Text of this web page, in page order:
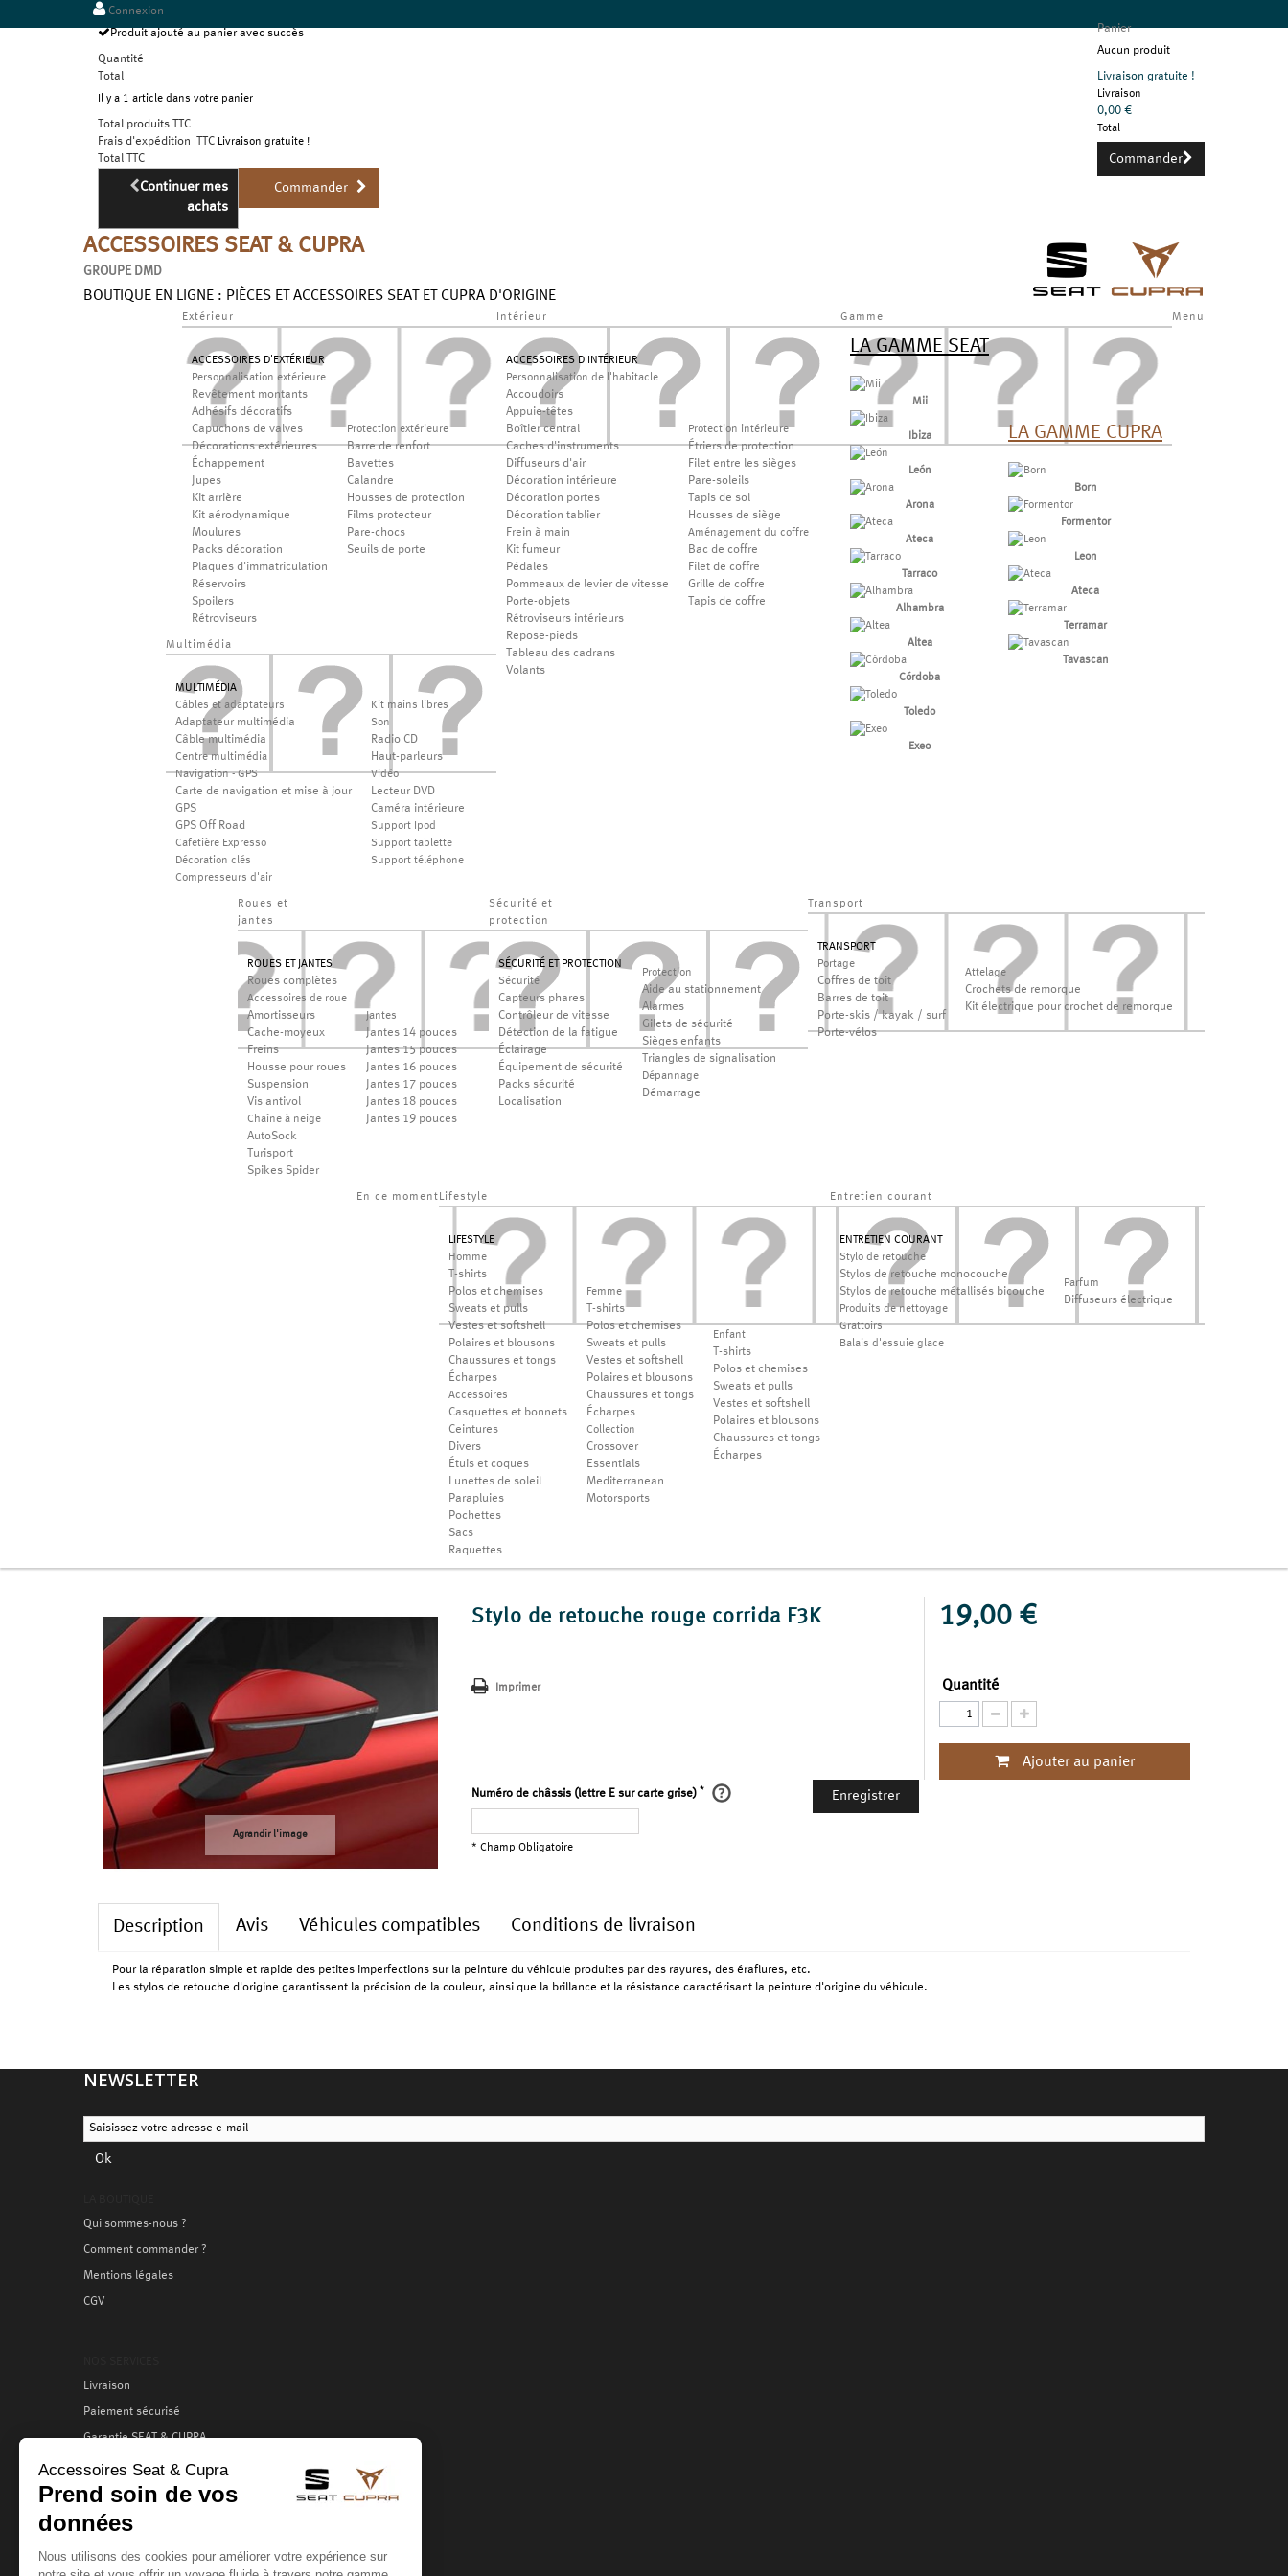
Connexion
Panier
Aucun produit
Livraison gratuite !
Livraison
0,00 €
Total
Commander
Produit ajouté au panier avec succès
Quantité
Total
Il y a 1 article dans votre panier
Total produits TTC
Frais d'expédition TTC Livraison gratuite !
Total TTC
Continuer mes
achats
Commander
ACCESSOIRES SEAT & CUPRA
GROUPE DMD
BOUTIQUE EN LIGNE : PIÈCES ET ACCESSOIRES SEAT ET CUPRA D'ORIGINE
Menu
Gamme
LA GAMME SEAT
Mii
Ibiza
León
Arona
Ateca
Tarraco
Alhambra
Altea
Córdoba
Toledo
Exeo
LA GAMME CUPRA
Born
Formentor
Leon
Ateca
Terramar
Tavascan
Intérieur
ACCESSOIRES D'INTÉRIEUR
Personnalisation de l'habitacle
Accoudoirs
Appuie-têtes
Boîtier central
Caches d'instruments
Diffuseurs d'air
Décoration intérieure
Décoration portes
Décoration tablier
Frein à main
Kit fumeur
Pédales
Pommeaux de levier de vitesse
Porte-objets
Rétroviseurs intérieurs
Repose-pieds
Tableau des cadrans
Volants
Protection intérieure
Étriers de protection
Filet entre les sièges
Pare-soleils
Tapis de sol
Housses de siège
Aménagement du coffre
Bac de coffre
Filet de coffre
Grille de coffre
Tapis de coffre
Extérieur
ACCESSOIRES D'EXTÉRIEUR
Personnalisation extérieure
Revêtement montants
Adhésifs décoratifs
Capuchons de valves
Décorations extérieures
Échappement
Jupes
Kit arrière
Kit aérodynamique
Moulures
Packs décoration
Plaques d'immatriculation
Réservoirs
Spoilers
Rétroviseurs
Protection extérieure
Barre de renfort
Bavettes
Calandre
Housses de protection
Films protecteur
Pare-chocs
Seuils de porte
Multimédia
MULTIMÉDIA
Câbles et adaptateurs
Adaptateur multimédia
Câble multimédia
Centre multimédia
Navigation - GPS
Carte de navigation et mise à jour
GPS
GPS Off Road
Cafetière Expresso
Décoration clés
Compresseurs d'air
Kit mains libres
Son
Radio CD
Haut-parleurs
Vidéo
Lecteur DVD
Caméra intérieure
Support Ipod
Support tablette
Support téléphone
Transport
TRANSPORT
Portage
Coffres de toit
Barres de toit
Porte-skis / kayak / surf
Porte-vélos
Attelage
Crochets de remorque
Kit électrique pour crochet de remorque
Sécurité et
protection
SÉCURITÉ ET PROTECTION
Sécurité
Capteurs phares
Contrôleur de vitesse
Détection de la fatigue
Éclairage
Équipement de sécurité
Packs sécurité
Localisation
Protection
Aide au stationnement
Alarmes
Gilets de sécurité
Sièges enfants
Triangles de signalisation
Dépannage
Démarrage
Roues et
jantes
ROUES ET JANTES
Roues complètes
Accessoires de roue
Amortisseurs
Cache-moyeux
Freins
Housse pour roues
Suspension
Vis antivol
Chaîne à neige
AutoSock
Turisport
Spikes Spider
Jantes
Jantes 14 pouces
Jantes 15 pouces
Jantes 16 pouces
Jantes 17 pouces
Jantes 18 pouces
Jantes 19 pouces
Entretien courant
ENTRETIEN COURANT
Stylo de retouche
Stylos de retouche monocouche
Stylos de retouche métallisés bicouche
Produits de nettoyage
Grattoirs
Balais d'essuie glace
Parfum
Diffuseurs électrique
Lifestyle
LIFESTYLE
Homme
T-shirts
Polos et chemises
Sweats et pulls
Vestes et softshell
Polaires et blousons
Chaussures et tongs
Écharpes
Accessoires
Casquettes et bonnets
Ceintures
Divers
Étuis et coques
Lunettes de soleil
Parapluies
Pochettes
Sacs
Raquettes
Femme
T-shirts
Polos et chemises
Sweats et pulls
Vestes et softshell
Polaires et blousons
Chaussures et tongs
Écharpes
Collection
Crossover
Essentials
Mediterranean
Motorsports
Enfant
T-shirts
Polos et chemises
Sweats et pulls
Vestes et softshell
Polaires et blousons
Chaussures et tongs
Écharpes
En ce moment
Agrandir l'image
Stylo de retouche rouge corrida F3K
Imprimer
19,00 €
Quantité
Ajouter au panier
Numéro de châssis (lettre E sur carte grise) * Enregistrer
* Champ Obligatoire
Description Avis Véhicules compatibles Conditions de livraison
Pour la réparation simple et rapide des petites imperfections sur la peinture du véhicule produites par des rayures, des éraflures, etc.
Les stylos de retouche d'origine garantissent la précision de la couleur, ainsi que la brillance et la résistance caractérisant la peinture d'origine du véhicule.
NEWSLETTER
Ok
Qui sommes-nous ?
Comment commander ?
Mentions légales
CGV
Livraison
Paiement sécurisé
Garantie SEAT & CUPRA
Échange / Retour
Services clients
VOTRE COMPTE
Création